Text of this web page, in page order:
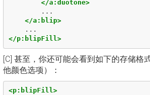
</a:duotone>
</a:blip>
</p:blipFill>
[C] 甚至，你还可能会看到如下的存储格
他颜色选项）：
<p:blipFill>